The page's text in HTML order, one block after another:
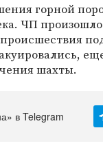
горной
ЧП
шахты.
в Telegram